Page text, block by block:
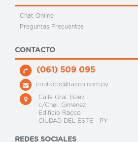
Chat Online
Preguntas Frecuentes
CONTACTO
(061) 509 095
contacto@racco.com.py
Calle Gral. Baez
c/Cnel. Gimenez
Edifício Racco
CIUDAD DEL ESTE - PY
REDES SOCIALES